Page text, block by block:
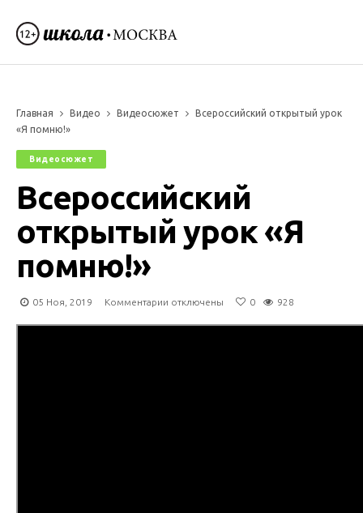
Главная Видео Видеосюжет
Всероссийский открытый урок
«Я помню!»
Видеосюжет
Всероссийский
открытый урок «Я
помню!»
05 Ноя, 2019 Комментарии к
отключены 0 928